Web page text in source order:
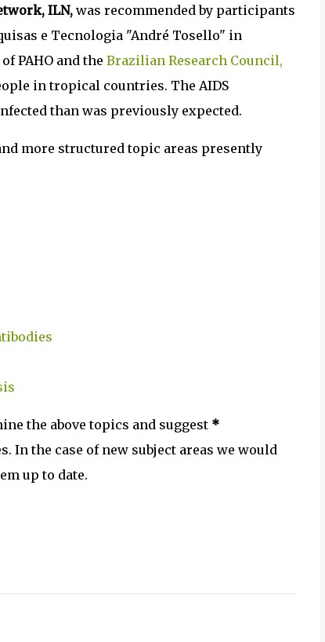
ILN, was recommended by participants
e Tecnologia "André Tosello" in
PAHO and the Brazilian Research Council,
in tropical countries. The AIDS
than was previously expected.
more structured topic areas presently
the above topics and suggest *
the case of new subject areas we would
up to date.